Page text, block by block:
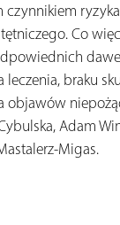
Co
braku
Adam
Migas.